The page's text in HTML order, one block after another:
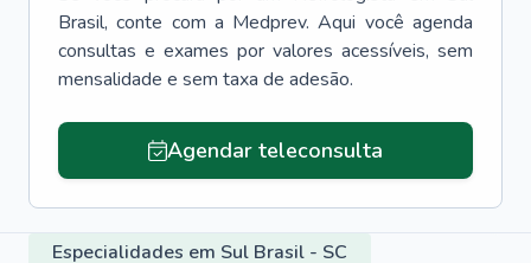
Brasil, conte com a Medprev. Aqui você agenda
consultas e exames por valores acessíveis, sem
mensalidade e sem taxa de adesão.
Agendar teleconsulta
Especialidades em Sul Brasil - SC